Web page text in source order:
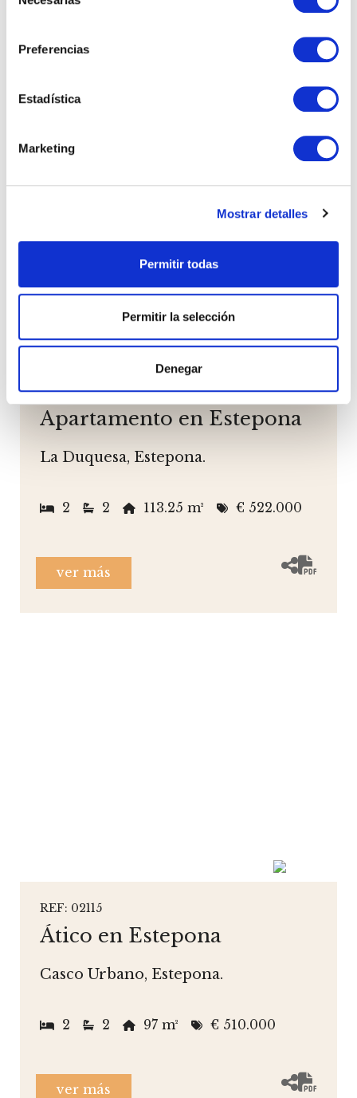
Preferencias
Estadística
Marketing
Mostrar detalles
Permitir todas
Permitir la selección
Denegar
REF: 02506
Apartamento en Estepona
La Duquesa, Estepona.
2 2 113.25 m² € 522.000
ver más
REF: 02115
Ático en Estepona
Casco Urbano, Estepona.
2 2 97 m² € 510.000
ver más